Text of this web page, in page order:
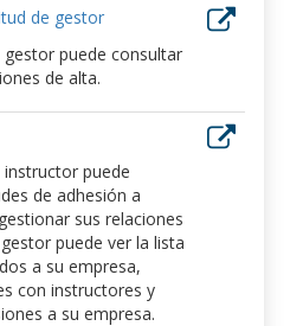
de gestor
puede consultar
de alta.
puede
de adhesión a
sus relaciones
puede ver la lista
a su empresa,
con instructores y
a su empresa.